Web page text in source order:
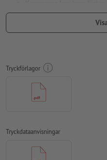
utskriftsdata i
Observera, att dina
Teckenstorlek: Min. 8 pt.
slutformatets kant, detta
konverterade till kurvor
färgläge:CMYK, FOGRA51
Tryckförlagor
Tryckdataanvisningar